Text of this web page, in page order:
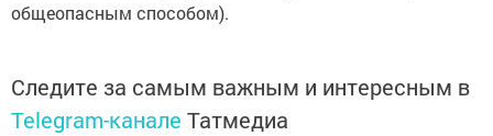
общеопасным способом).
Следите за самым важным и интересным в
Telegram-канале Татмедиа